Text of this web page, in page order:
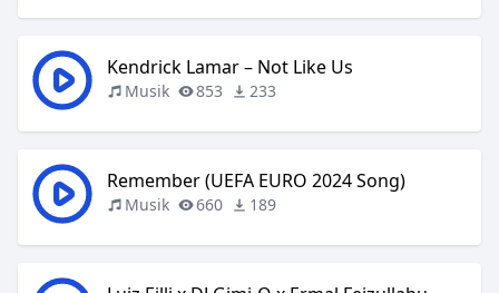
Kendrick Lamar – Not Like Us
Musik 853 233
Remember (UEFA EURO 2024 Song)
Musik 660 189